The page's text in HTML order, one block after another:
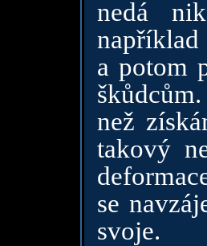
nedá
a potom
než
takový
se
svoje.